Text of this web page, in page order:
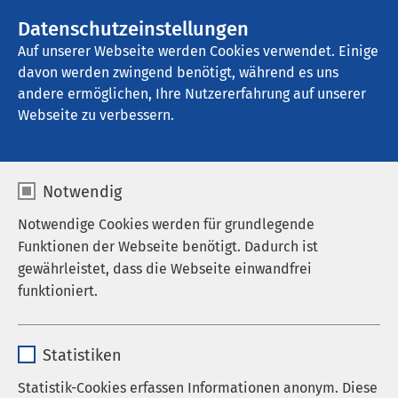
Datenschutzeinstellungen
Auf unserer Webseite werden Cookies verwendet. Einige
davon werden zwingend benötigt, während es uns
andere ermöglichen, Ihre Nutzererfahrung auf unserer
Webseite zu verbessern.
Notwendig
Notwendige Cookies werden für grundlegende
Funktionen der Webseite benötigt. Dadurch ist
gewährleistet, dass die Webseite einwandfrei
funktioniert.
Anbieter sgalinski
Statistiken
Statistik-Cookies erfassen Informationen anonym. Diese
AMEOS Klinikum Lübeck - Klinik für
Psychiatrie und Psychotherapie
Karriere
AMEOS als Arbeitgeber
Stellenangebote
Karriereportal der AMEOS Gruppe